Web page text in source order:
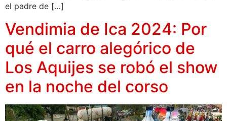
el padre de […]
Vendimia de Ica 2024: Por
qué el carro alegórico de
Los Aquijes se robó el show
en la noche del corso